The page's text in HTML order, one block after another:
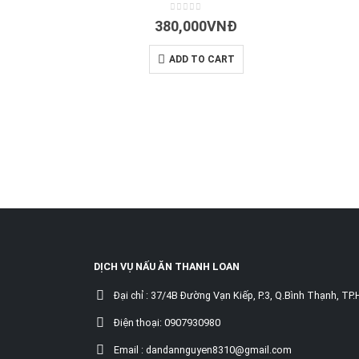
0out of 5
380,000VNĐ
ADD TO CART
DỊCH VỤ NẤU ĂN THANH LOAN
Đại chỉ : 37/4B Đường Vạn Kiếp, P.3, Q.Bình Thạnh,
Điện thoại: 0907930980
Email : dandannguyen8310@gmail.com